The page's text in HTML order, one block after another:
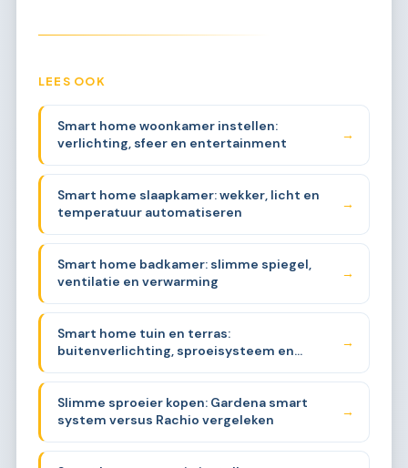
LEES OOK
Smart home woonkamer instellen:
verlichting, sfeer en entertainment
→
Smart home slaapkamer: wekker, licht en
temperatuur automatiseren
→
Smart home badkamer: slimme spiegel,
ventilatie en verwarming
→
Smart home tuin en terras:
buitenverlichting, sproeisysteem en
→
Slimme sproeier kopen: Gardena smart
system versus Rachio vergeleken
→